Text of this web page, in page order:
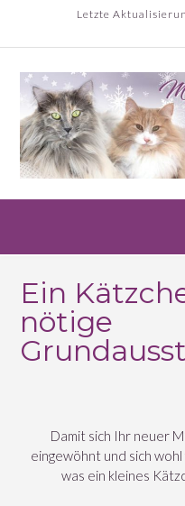
content
Letzte
Ein
nötige
Damit sich Ihr neuer
eingewöhnt und sich
was ein kleines